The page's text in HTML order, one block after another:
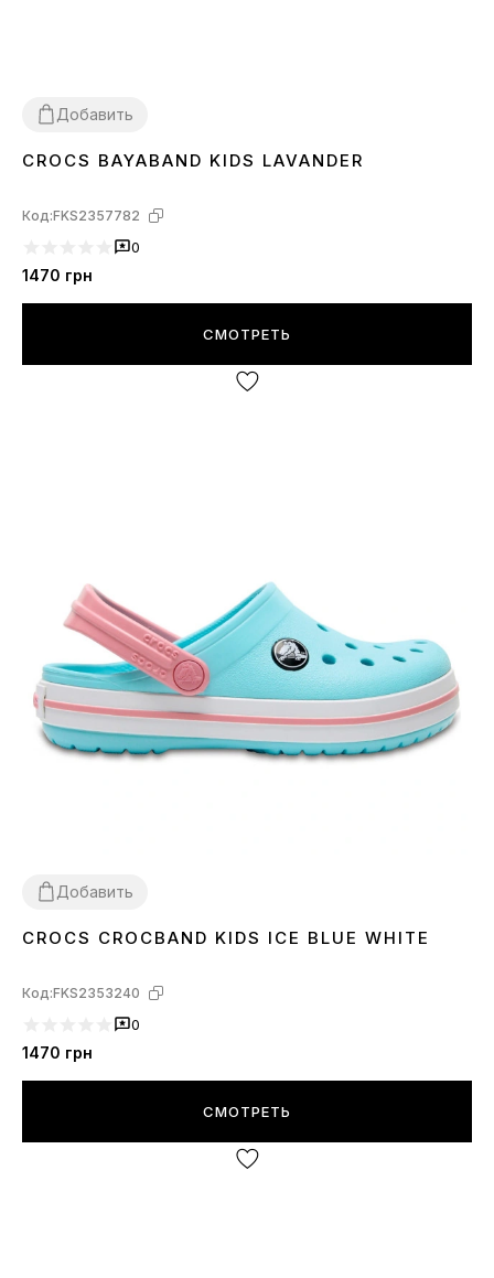
Добавить
252627 282930
CROCS BAYABAND KIDS LAVANDER
Код:FKS2357782
0
1470 грн
СМОТРЕТЬ
Добавить
252627 2829
CROCS CROCBAND KIDS ICE BLUE WHITE
Код:FKS2353240
0
1470 грн
СМОТРЕТЬ